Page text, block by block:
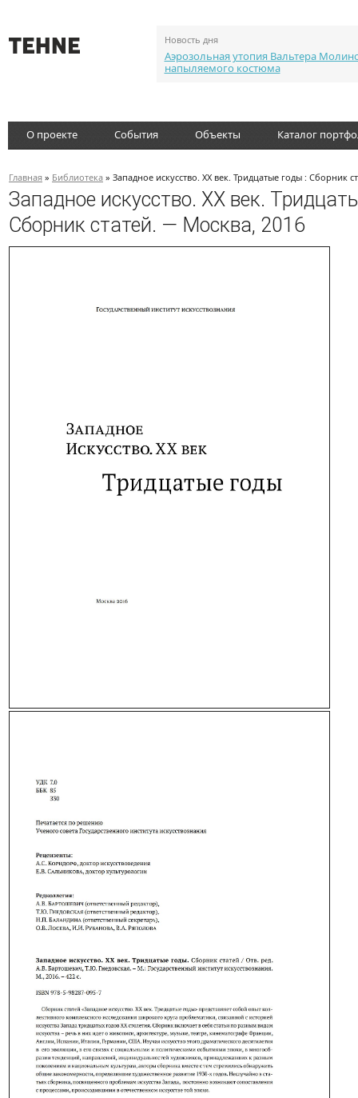
Новость дня
Аэрозольная утопия Вальтера
напыляемого костюма
О проекте События Объекты Каталог
Главная » Библиотека » Западное искусство. ХХ век. Тридцатые годы : Сборник
Западное искусство. ХХ век.
Сборник статей. — Москва, 2016